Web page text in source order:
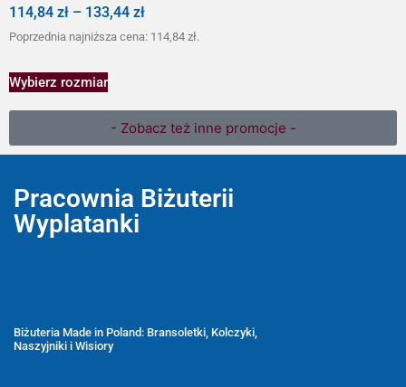
114,84 zł – 133,44 zł
Poprzednia najniższa cena: 114,84 zł.
Wybierz rozmiar
- Zobacz też inne promocje -
Pracownia Biżuterii
Wyplatanki
Biżuteria Made in Poland: Bransoletki, Kolczyki,
Naszyjniki i Wisiory